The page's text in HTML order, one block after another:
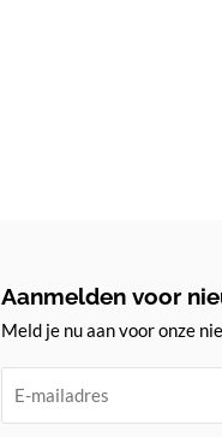
Aanmelden voor
Meld je nu aan voor onze